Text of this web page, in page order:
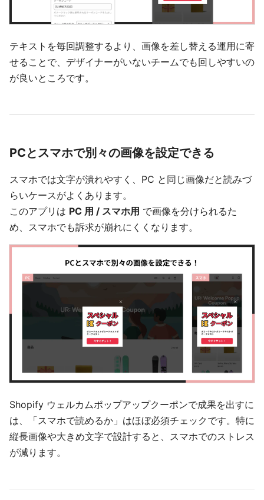
テキストを毎回調整するより、画像を差し替える運用に寄
せることで、デザイナーがいないチームでも回しやすいの
が良いところです。
PCとスマホで別々の画像を設定できる
スマホでは文字が潰れやすく、PC と同じ画像だと読みづ
らいケースがよくあります。
このアプリは PC 用 / スマホ用 で画像を分けられるた
め、スマホでも訴求が崩れにくくなります。
Shopify ウェルカムポップアップクーポンで成果を出すに
は、「スマホで読めるか」はほぼ必須チェックです。特に
縦長画像や大きめ文字で設計すると、スマホでのストレス
が減ります。